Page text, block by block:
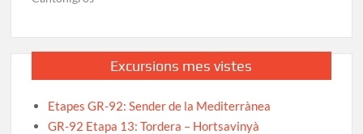
Excursions mes vistes
Etapes GR-92: Sender de la Mediterrànea
GR-92 Etapa 13: Tordera – Hortsavinyà